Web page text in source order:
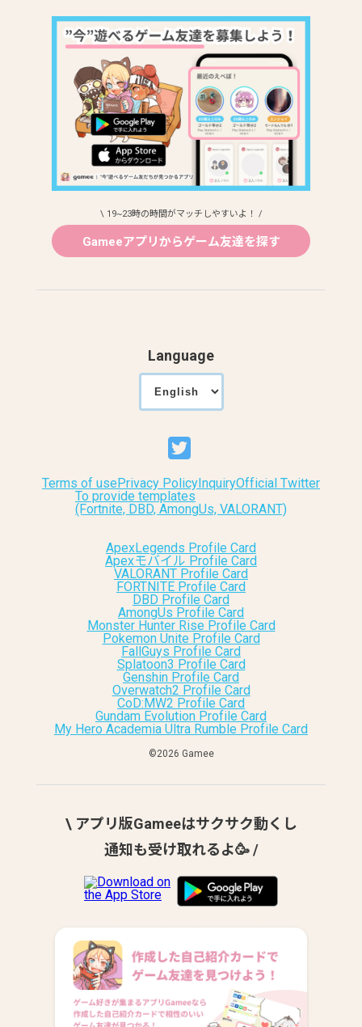
\ 19~23時の時間がマッチしやすいよ！ /
Gameeアプリからゲーム友達を探す
Language
Terms of usePrivacy Policy InquiryOfficial Twitter
To provide templates
(Fortnite, DBD, AmongUs, VALORANT)
ApexLegends Profile Card
Apexモバイル Profile Card
VALORANT Profile Card
FORTNITE Profile Card
DBD Profile Card
AmongUs Profile Card
Monster Hunter Rise Profile Card
Pokemon Unite Profile Card
FallGuys Profile Card
Splatoon3 Profile Card
Genshin Profile Card
Overwatch2 Profile Card
CoD:MW2 Profile Card
Gundam Evolution Profile Card
My Hero Academia Ultra Rumble Profile Card
©︎2026 Gamee
\ アプリ版Gameeはサクサク動くし
通知も受け取れるよ🥳 /